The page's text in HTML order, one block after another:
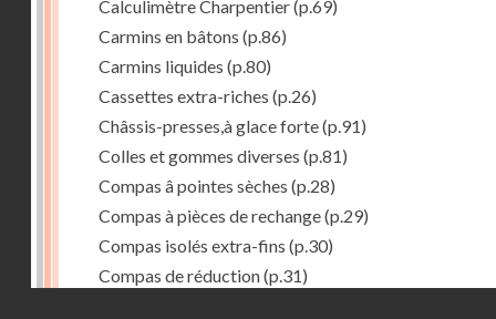
Calculimètre Charpentier(p.69)
Carmins en bâtons (p.86)
Carmins liquides (p.80)
Cassettes extra-riches (p.26)
Châssis-presses,à glace forte(p.91)
Colles et gommes diverses (p.81)
Compas â pointes sèches (p.28)
Compas à pièces de rechange(p.29)
Compas isolés extra-fins (p.30)
Compas de réduction(p.31)